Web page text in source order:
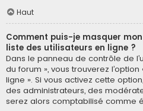
Haut
Comment puis-je masquer
liste des utilisateurs en ligne ?
Dans le panneau de contrôle de
du forum », vous trouverez
ligne ». Si vous activez cette
des administrateurs, des
serez alors comptabilisé comme